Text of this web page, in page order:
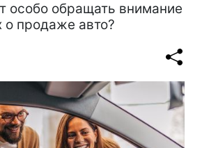
особо обращать внимание
о продаже авто?